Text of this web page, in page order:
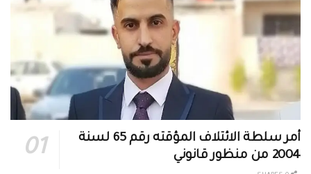
أمر سلطة الائتلاف المؤقته رقم 65 لسنة
2004 من منظور قانوني